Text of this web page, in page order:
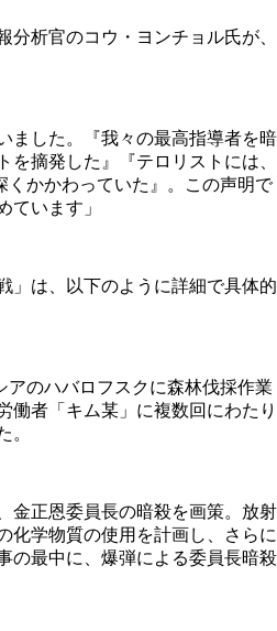
析官のコウ・ヨンチョル氏が、
ました。『我々の最高指導者を暗
を摘発した』『テロリストには、
かかわっていた』。この声明で
ています」
」は、以下のように詳細で具体的
のハバロフスクに森林伐採作業
働者「キム某」に複数回にわたり
。
金正恩委員長の暗殺を画策。放射
化学物質の使用を計画し、さらに
の最中に、爆弾による委員長暗殺